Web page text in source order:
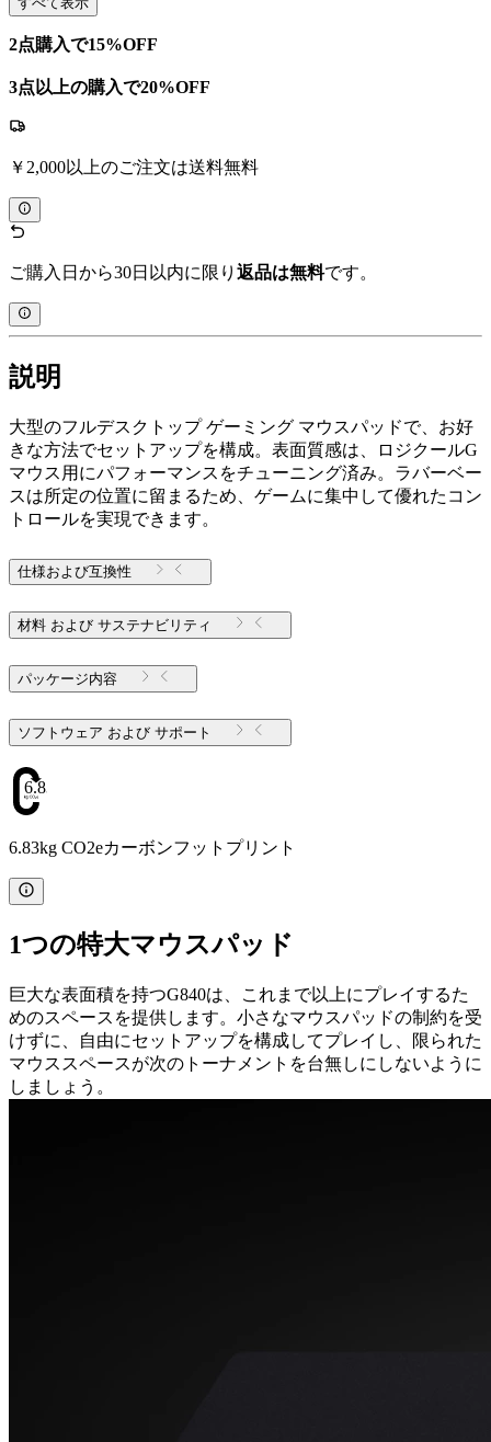
2点購入で15%OFF
3点以上の購入で20%OFF
￥2,000以上のご注文は送料無料
ご購入日から30日以内に限り 返品は無料です。
説明
大型のフルデスクトップ ゲーミング マウスパッドで、お好
きな方法でセットアップを構成。表面質感は、ロジクールG
マウス用にパフォーマンスをチューニング済み。ラバーベー
スは所定の位置に留まるため、ゲームに集中して優れたコン
トロールを実現できます。
仕様および互換性
材料 および サステナビリティ
パッケージ内容
ソフトウェア および サポート
6.83
6.83kg CO2eカーボンフットプリント
1つの特大マウスパッド
巨大な表面積を持つG840は、これまで以上にプレイするた
めのスペースを提供します。小さなマウスパッドの制約を受
けずに、自由にセットアップを構成してプレイし、限られた
マウススペースが次のトーナメントを台無しにしないように
しましょう。